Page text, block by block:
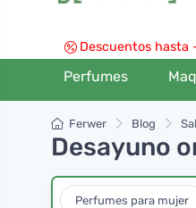
Descuentos hasta
Perfumes
Ferwer Blog
Desayuno
Perfumes para mujer